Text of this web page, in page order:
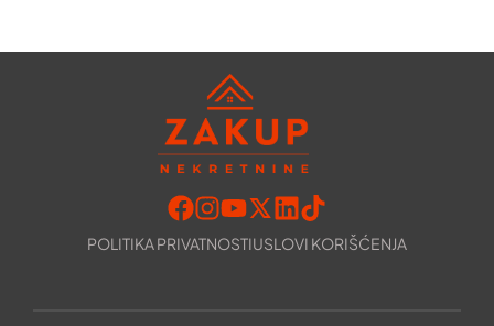
POLITIKA PRIVATNOSTIUSLOVI KORIŠĆENJA